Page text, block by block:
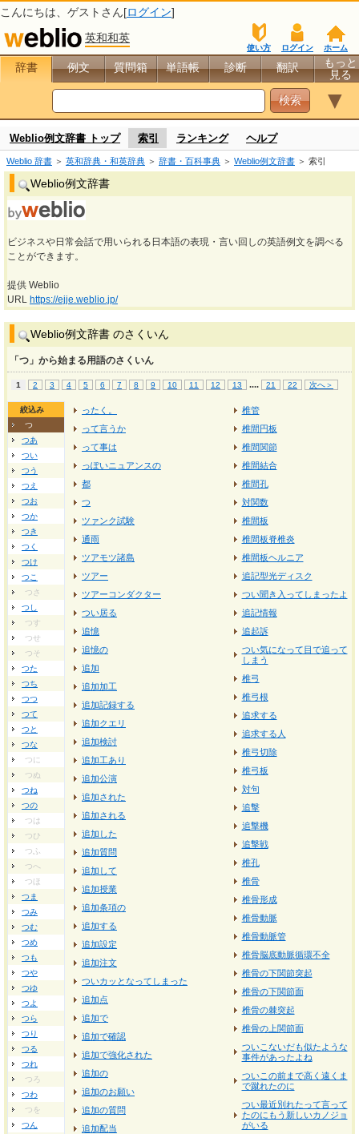
こんにちは、 ゲスト さん[ログイン]
英和和英
ホーム
ログイン
使い方
辞書 例文 質問箱 単語帳 診断 翻訳
もっと
見る
▼
Weblio例文辞書 トップ 索引 ランキング ヘルプ
Weblio 辞書 ＞ 英和辞典・和英辞典 ＞ 辞書・百科事典 ＞ Weblio例文辞書 ＞ 索引
Weblio例文辞書
ビジネスや日常会話で用いられる日本語の表現・言い回しの英語例文を調べる
ことができます。
提供 Weblio
URL https://ejje.weblio.jp/
Weblio例文辞書 のさくいん
「つ」から始まる用語のさくいん
1 2 3 4 5 6 7 8 9 10 11 12 13 .... 21 22 次へ＞
絞込み
つ
つあ
つい
つう
つえ
つお
つか
つき
つく
つけ
つこ
つさ
つし
つす
つせ
つそ
つた
つち
つつ
つて
つと
つな
つに
つぬ
つね
つの
つは
つひ
つふ
つへ
つほ
つま
つみ
つむ
つめ
つも
つや
つゆ
つよ
つら
つり
つる
つれ
つろ
つわ
つを
つん
ったく。
って言うか
って事は
っぽいニュアンスの
都
つ
ツァンク試験
通雨
ツアモツ諸島
ツアー
ツアーコンダクター
つい居る
追憶
追憶の
追加
追加加工
追加記録する
追加クエリ
追加検討
追加工あり
追加公演
追加された
追加される
追加した
追加質問
追加して
追加授業
追加条項の
追加する
追加設定
追加注文
ついカッとなってしまった
追加点
追加で
追加で確認
追加で強化された
追加の
追加のお願い
追加の質問
追加配当
椎管
椎間円板
椎間関節
椎間結合
椎間孔
対関数
椎間板
椎間板脊椎炎
椎間板ヘルニア
追記型光ディスク
つい聞き入ってしまったよ
追記情報
追起訴
つい気になって目で追って
しまう
椎弓
椎弓根
追求する
追求する人
椎弓切除
椎弓板
対句
追撃
追撃機
追撃戦
椎孔
椎骨
椎骨形成
椎骨動脈
椎骨動脈管
椎骨脳底動脈循環不全
椎骨の下関節突起
椎骨の下関節面
椎骨の棘突起
椎骨の上関節面
ついこないだも似たような
事件があったよね
ついこの前まで高く遠くま
で蹴れたのに
つい最近別れたって言って
たのにもう新しいカノジョ
がいる